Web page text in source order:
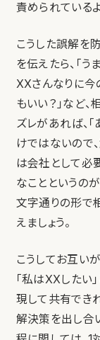
責められている
こうした誤解を
を伝えたら、「
XXさんなりに今
もいい？」など
ズレがあれば、
けではないので
は会社として必
なことというの
文字通りの形で
えましょう。
こうしてお互い
「私はXXしたい
現して共有でき
解決策を出し合